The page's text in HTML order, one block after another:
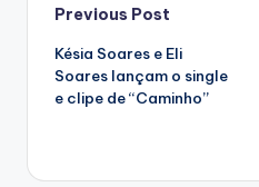
Post
navigation
Previous Post
Késia Soares e Eli
Soares lançam o single
e clipe de “Caminho”